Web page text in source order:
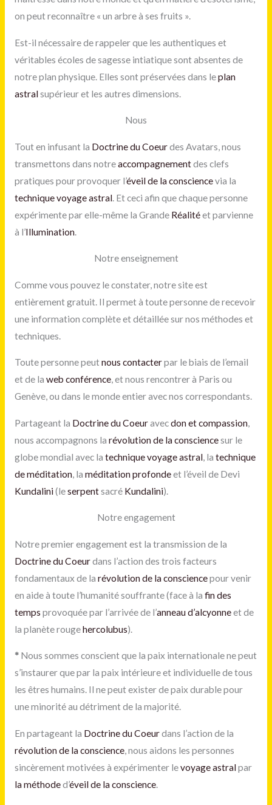
on peut reconnaître « un arbre à ses fruits ».
Est-il nécessaire de rappeler que les authentiques et
véritables écoles de sagesse intiatique sont absentes de
notre plan physique. Elles sont préservées dans leplan
astralsupérieur et les autres dimensions.
Nous
Tout en infusant la Doctrine du Coeurdes Avatars, nous
transmettons dans notreaccompagnementdes clefs
pratiques pour provoquer l’éveil de la consciencevia la
technique voyage astral. Et ceci afin que chaque personne
expérimente par elle-même la Grande Réalitéet parvienne
à l’Illumination.
Notre enseignement
Comme vous pouvez le constater, notre site est
entièrement gratuit. Il permet à toute personne de recevoir
une information complète et détaillée sur nos méthodes et
techniques.
Toute personne peutnous contacterpar le biais de l’email
et de la web conférence, et nous rencontrer à Paris ou
Genève, ou dans le monde entier avec nos correspondants.
Partageant la Doctrine du Coeuravecdon et compassion,
nous accompagnons la révolution de la consciencesur le
globe mondial avec la technique voyage astral, la technique
de méditation, la méditationprofondeet l’éveil de Devi
Kundalini(leserpentsacré Kundalini).
Notre engagement
Notre premier engagement est la transmission de la
Doctrine du Coeurdans l’action des trois facteurs
fondamentaux de la révolution de la consciencepour venir
en aide à toute l’humanité souffrante (face à la fin des
temps provoquée par l’arrivée de l’anneau d’alcyonneet de
la planète rougehercolubus).
* Nous sommes conscient que la paix internationale ne peut
s’instaurer que par la paix intérieure et individuelle de tous
les êtres humains. Il ne peut exister de paix durable pour
une minorité au détriment de la majorité.
En partageant la Doctrine du Coeurdans l’action de la
révolution de la conscience, nous aidons les personnes
sincèrement motivées à expérimenter levoyage astralpar
la méthoded’éveil de la conscience.